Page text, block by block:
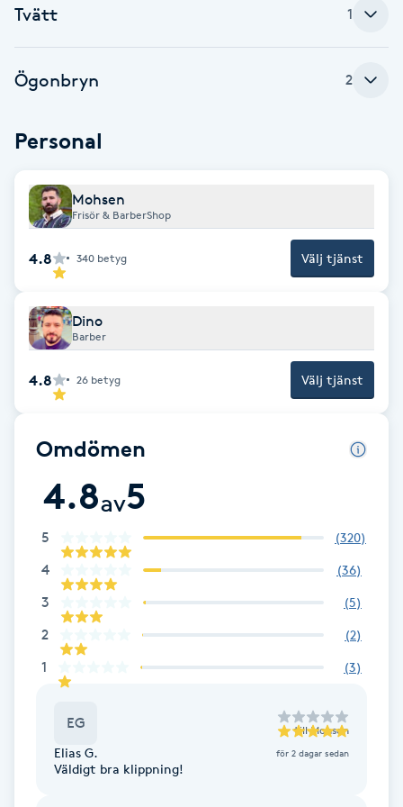
F
Face framing
Fettreducering
Fibromassage
Fillers
Fotmassage
Fotsvamp
Fransborttagning
Fransfärgning
Fransförlängning
Fransförlängning Megavolym
Fransförlängning Volym
Tvätt 1
Ögonbryn 2
Personal
Mohsen
Frisör & BarberShop
4.8 340 betyg Välj tjänst
Dino
Barber
4.8 26 betyg Välj tjänst
Omdömen
4.8av5
5 (320)
4 (36)
3 (5)
2 (2)
1 (3)
EG till Mohsen
Elias G. för 2 dagar sedan
Väldigt bra klippning!